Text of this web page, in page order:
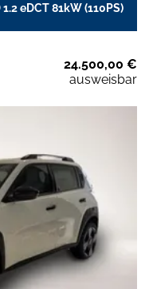
eDCT 81kW (110PS)
24.500,00 €
ausweisbar